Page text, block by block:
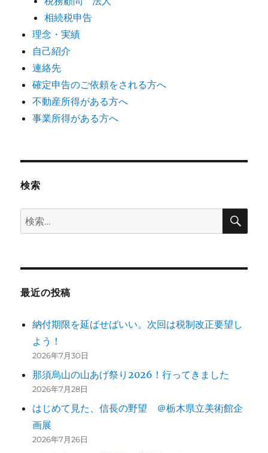
相続税申告
理念・実績
自己紹介
連絡先
確定申告のご依頼をされる方へ
不動産所得がある方へ
事業所得がある方へ
検索
検
索:
検
最近の投稿
納付期限を延ばせばいい。次回は税制改正要望し
よう！
2026年7月30日
那須烏山の山あげ祭り2026！行ってきました
2026年7月28日
はじめて見た、信長の野望 ＠栃木県立美術館企
画展
2026年7月26日